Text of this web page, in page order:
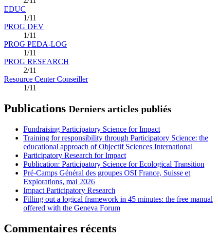
EDUC
1/11
PROG DEV
1/11
PROG PEDA-LOG
1/11
PROG RESEARCH
2/11
Resource Center Conseiller
1/11
Publications Derniers articles publiés
Fundraising Participatory Science for Impact
Training for responsibility through Participatory Science: the
educational approach of Objectif Sciences International
Participatory Research for Impact
Publication: Participatory Science for Ecological Transition
Pré-Camps Général des groupes OSI France, Suisse et
Explorations, mai 2026
Impact Participatory Research
Filling out a logical framework in 45 minutes: the free manual
offered with the Geneva Forum
Commentaires récents